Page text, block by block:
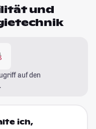
und
auf den
ich,